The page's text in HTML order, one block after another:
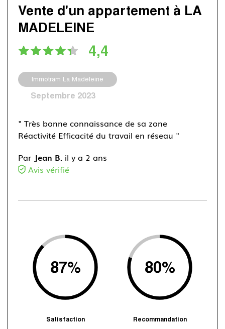
Vente d'un appartement à LA
MADELEINE
4,4
Immotram La Madeleine
Septembre 2023
" Très bonne connaissance de sa zone
Réactivité Efficacité du travail en réseau "
Par Jean B. il y a 2 ans
Avis vérifié
87%
Satisfaction
80%
Recommandation